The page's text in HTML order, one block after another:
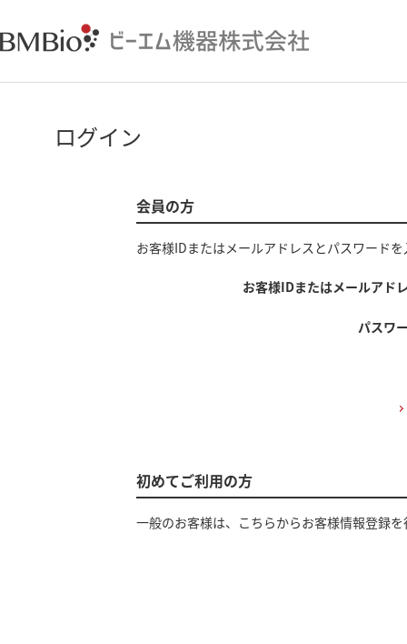
ログイン
会員の方
お客様IDまたはメールアドレス とパスワード
お客様IDまたはメールアド
パスワ
初めてご利用の方
一般のお客様は、こちらからお客様情報登録